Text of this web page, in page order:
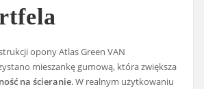
opony Atlas Green VAN
mieszankę gumową, która zwiększa
na ścieranie. W realnym użytkowaniu